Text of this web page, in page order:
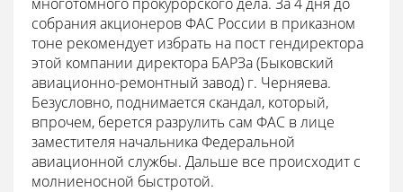
собрания акционеров ФАС России в приказном
тоне рекомендует избрать на пост гендиректора
этой компании директора БАРЗа (Быковский
авиационно-ремонтный завод) г. Черняева.
Безусловно, поднимается скандал, который,
впрочем, берется разрулить сам ФАС в лице
заместителя начальника Федеральной
авиационной службы. Дальше все происходит с
молниеносной быстротой.